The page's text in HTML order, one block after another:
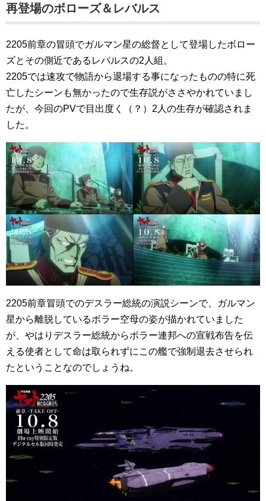
再登場のボローズ＆レバルス
2205前章の冒頭でガルマン星の総督として登場したボロー
ズとその側近であるレバルスの2人組。
2205では速攻で物語から退場する事になったものの特に死
亡したシーンも無かったので生存説がささやかれていまし
たが、今回のPVで目出度く（？）2人の生存が確認されま
した。
2205前章冒頭でのデスラー総統の演説シーンで、ガルマン
星から離脱しているボラー空母の姿が描かれていました
が、やはりデスラー総統からボラー連邦への宣戦布告を伝
える使者として命は取られずにこの艦で強制退去させられ
たということなのでしょうね。